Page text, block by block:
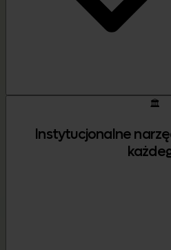
🏛️
Instytucjonalne